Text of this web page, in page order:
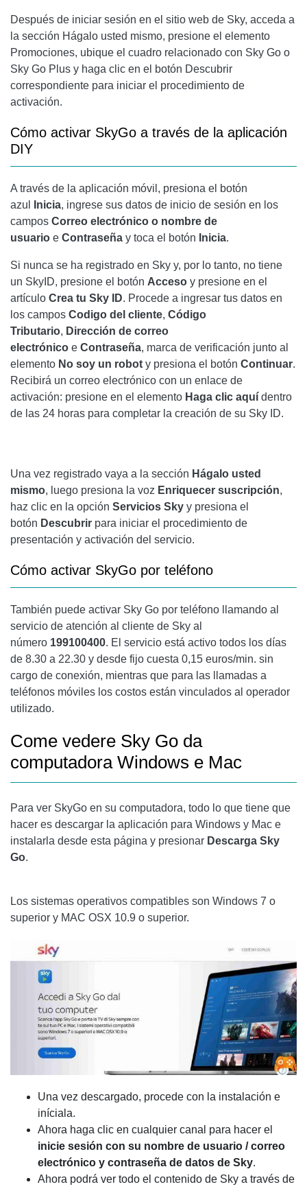
Después de iniciar sesión en el sitio web de Sky, acceda a
la sección Hágalo usted mismo, presione el elemento
Promociones, ubique el cuadro relacionado con Sky Go o
Sky Go Plus y haga clic en el botón Descubrir
correspondiente para iniciar el procedimiento de
activación.
Cómo activar SkyGo a través de la aplicación
DIY
A través de la aplicación móvil, presiona el botón
azul
Inicia, ingrese sus datos de inicio de sesión en los
campos Correo electrónico o nombre de
usuario e Contraseña y toca el botón Inicia.
Si nunca se ha registrado en Sky y, por lo tanto, no tiene
un SkyID, presione el botón Acceso y presione en el
artículo Crea tu Sky ID. Procede a ingresar tus datos en
los campos Codigo del cliente, Código
Tributario, Dirección de correo
electrónico e Contraseña, marca de verificación junto al
elemento No soy un robot y presiona el botón Continuar.
Recibirá un correo electrónico con un enlace de
activación: presione en el elemento Haga clic aquí dentro
de las 24 horas para completar la creación de su Sky ID.
Una vez registrado vaya a la sección Hágalo usted
mismo, luego presiona la voz Enriquecer suscripción,
haz clic en la opción Servicios Sky y presiona el
botón Descubrir para iniciar el procedimiento de
presentación y activación del servicio.
Cómo activar SkyGo por teléfono
También puede activar Sky Go por teléfono llamando al
servicio de atención al cliente de Sky al
número 199100400. El servicio está activo todos los días
de 8.30 a 22.30 y desde fijo cuesta 0,15 euros/min. sin
cargo de conexión, mientras que para las llamadas a
teléfonos móviles los costos están vinculados al operador
utilizado.
Come vedere Sky Go da
computadora Windows e Mac
Para ver SkyGo en su computadora, todo lo que tiene que
hacer es descargar la aplicación para Windows y Mac e
instalarla desde esta página y presionar Descarga Sky
Go.
Los sistemas operativos compatibles son Windows 7 o
superior y MAC OSX 10.9 o superior.
Una vez descargado, procede con la instalación e
iníciala.
Ahora haga clic en cualquier canal para hacer el
inicie sesión con su nombre de usuario / correo
electrónico y contraseña de datos de Sky.
Ahora podrá ver todo el contenido de Sky a través de